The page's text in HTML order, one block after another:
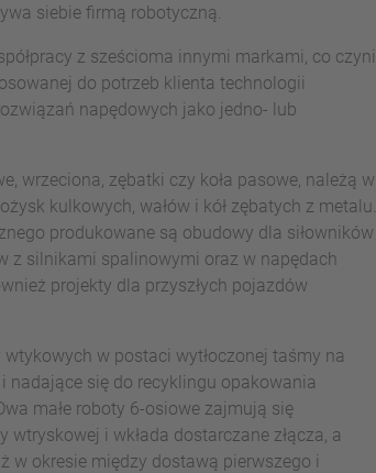
siebie firmą robotyczną.
z sześcioma innymi markami, co czyni
do potrzeb klienta technologii
napędowych jako jedno- lub
wrzeciona, zębatki czy koła pasowe, należą w
kulkowych, wałów i kół zębatych z metalu.
produkowane są obudowy dla siłowników
z silnikami spalinowymi oraz w napędach
projekty dla przyszłych pojazdów
w postaci wytłoczonej taśmy na
nadające się do recyklingu opakowania
małe roboty 6-osiowe zajmują się
i wkłada dostarczane złącza, a
w okresie między dostawą pierwszego i